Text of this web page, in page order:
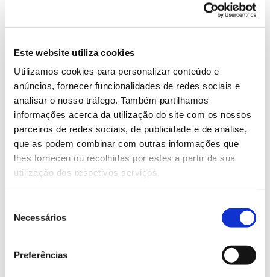
Este website utiliza cookies
Utilizamos cookies para personalizar conteúdo e
anúncios, fornecer funcionalidades de redes sociais e
analisar o nosso tráfego. Também partilhamos
informações acerca da utilização do site com os nossos
parceiros de redes sociais, de publicidade e de análise,
que as podem combinar com outras informações que
lhes forneceu ou recolhidas por estes a partir da sua
utilização dos respetivos serviços.
Necessários
Preferências
orgânica e da drenagem, entre outros temas. Da
disponíveis nolink.
Saiba mais sobre este workshop
13.07.2026
Genoma do priolo e de outras espécies em risco:
conhecer para conservar
Registar galhas de Trichi em acácia-das-espigas: